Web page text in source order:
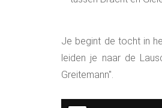
Je begint de tocht in
leiden je naar de
Greitemann".